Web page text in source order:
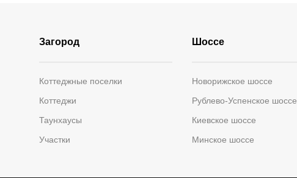
Загород
Коттеджные поселки
Коттеджи
Таунхаусы
Участки
Шоссе
Новорижское шоссе
Рублево-Успенское шоссе
Киевское шоссе
Минское шоссе